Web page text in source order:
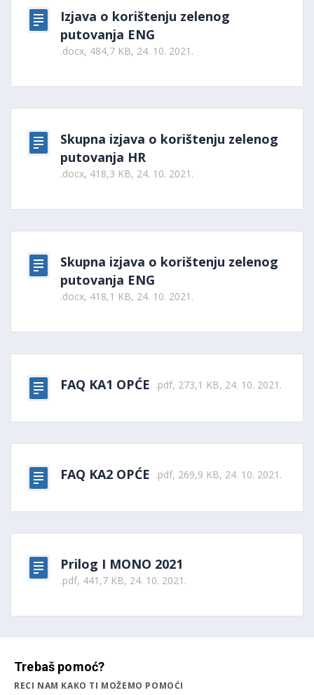
Izjava o korištenju zelenog
putovanja ENG
.docx, 484,7 KB, 24. 10. 2021.
Skupna izjava o korištenju zelenog
putovanja HR
.docx, 418,3 KB, 24. 10. 2021.
Skupna izjava o korištenju zelenog
putovanja ENG
.docx, 418,1 KB, 24. 10. 2021.
FAQ KA1 OPĆE .pdf, 273,1 KB, 24. 10. 2021.
FAQ KA2 OPĆE .pdf, 269,9 KB, 24. 10. 2021.
Prilog I MONO 2021
.pdf, 441,7 KB, 24. 10. 2021.
Trebaš pomoć?
RECI NAM KAKO TI MOŽEMO POMOĆI